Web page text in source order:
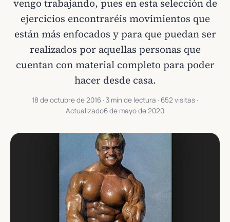
vengo trabajando, pues en esta selección de
ejercicios encontraréis movimientos que
están más enfocados y para que puedan ser
realizados por aquellas personas que
cuentan con material completo para poder
hacer desde casa.
18 de octubre de 2016 · 3 min de lectura · 652 visitas ·
Actualizado6 de mayo de 2020